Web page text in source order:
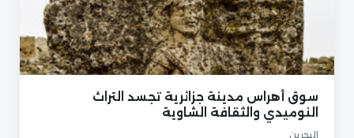
سوق أهراس مدينة جزائرية تجسد التراث
النوميدي والثقافة الشاوية
البحرين